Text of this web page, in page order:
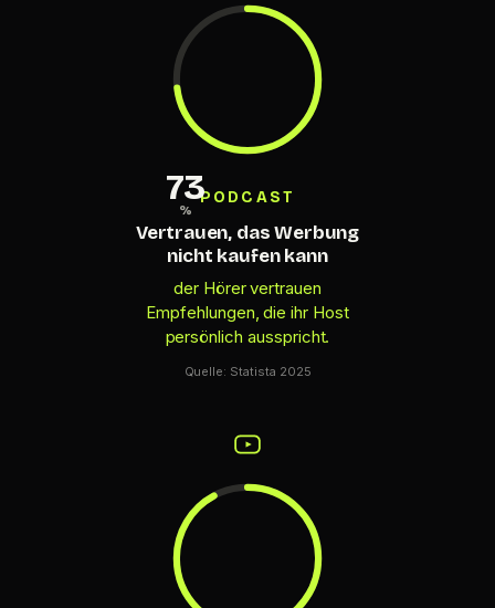
73
%
PODCAST
Vertrauen, das Werbung
nicht kaufen kann
der Hörer vertrauen
Empfehlungen, die ihr Host
persönlich ausspricht.
Quelle: Statista 2025